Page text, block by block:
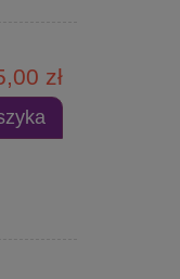
zł